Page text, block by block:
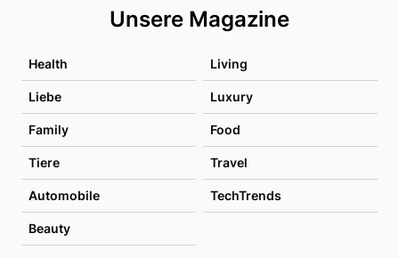
Unsere Magazine
Health Living
Liebe Luxury
Family Food
Tiere Travel
Automobile TechTrends
Beauty